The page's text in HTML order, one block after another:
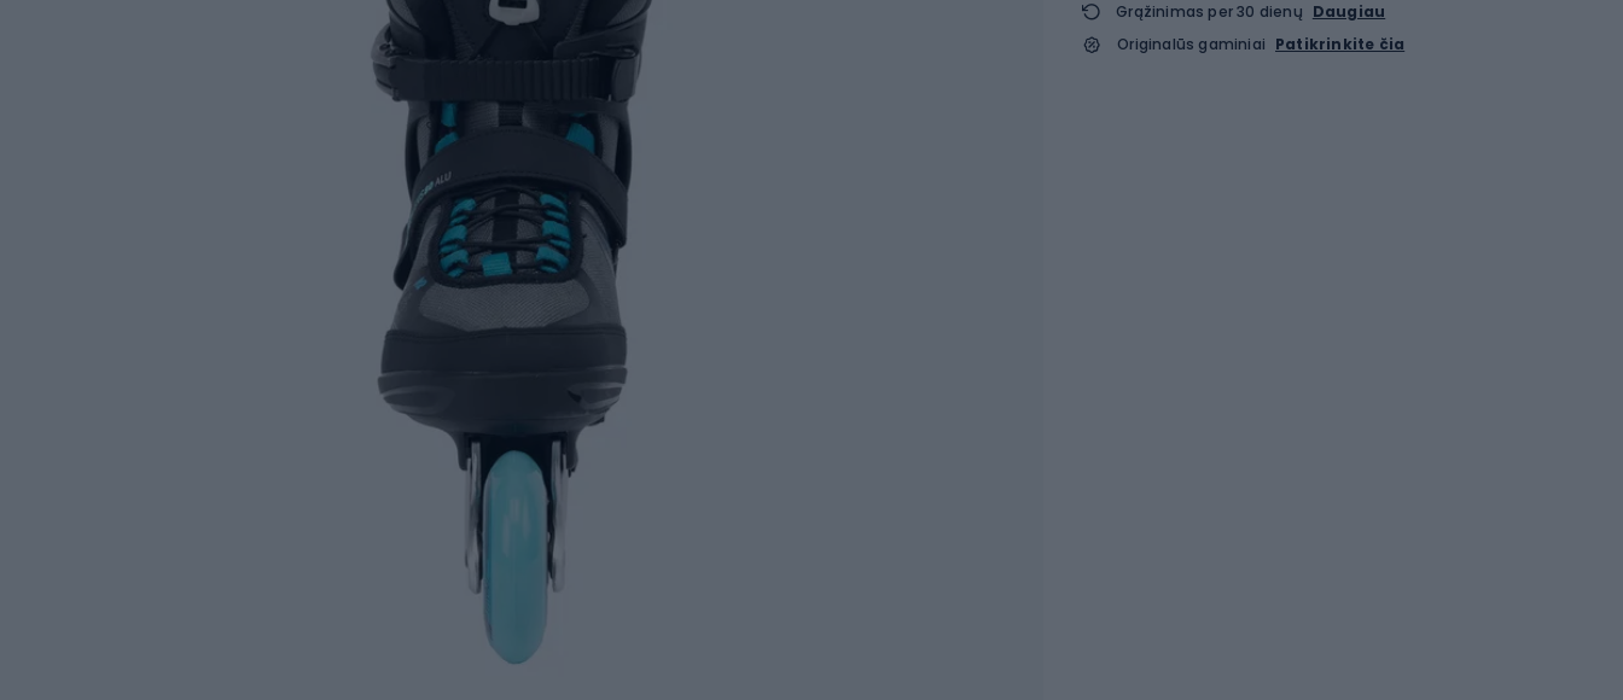
Grąžinimas per 30 dienų Daugiau
Originalūs gaminiai Patikrinkite čia